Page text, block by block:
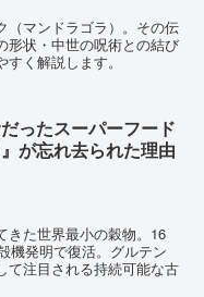
（マンドラゴラ）。その伝
形状・中世の呪術との結び
く解説します。
ったスーパーフード
』が忘れ去られた理由
きた世界最小の穀物。16
機発明で復活。グルテン
て注目される持続可能な古